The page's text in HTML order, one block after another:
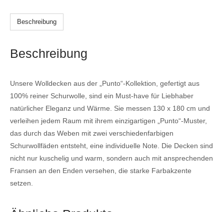
Beschreibung
Beschreibung
Unsere Wolldecken aus der „Punto“-Kollektion, gefertigt aus
100% reiner Schurwolle, sind ein Must-have für Liebhaber
natürlicher Eleganz und Wärme. Sie messen 130 x 180 cm und
verleihen jedem Raum mit ihrem einzigartigen „Punto“-Muster,
das durch das Weben mit zwei verschiedenfarbigen
Schurwollfäden entsteht, eine individuelle Note. Die Decken sind
nicht nur kuschelig und warm, sondern auch mit ansprechenden
Fransen an den Enden versehen, die starke Farbakzente
setzen.